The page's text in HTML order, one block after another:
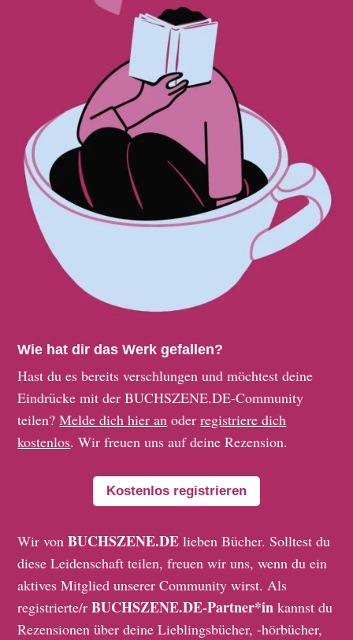
Wie hat dir das Werk gefallen?
Hast du es bereits verschlungen und möchtest deine
Eindrücke mit der BUCHSZENE.DE-Community
teilen?Melde dich hier an oderregistriere dich
kostenlos. Wir freuen uns auf deine Rezension.
Kostenlos registrieren
Wir vonBUCHSZENE.DE lieben Bücher. Solltest du
diese Leidenschaft teilen, freuen wir uns, wenn du ein
aktives Mitglied unserer Community wirst. Als
registrierte/rBUCHSZENE.DE-Partner*in kannst du
Rezensionen über deine Lieblingsbücher, -hörbücher,